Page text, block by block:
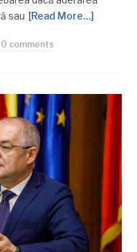
sau [Read More…]
0 comments